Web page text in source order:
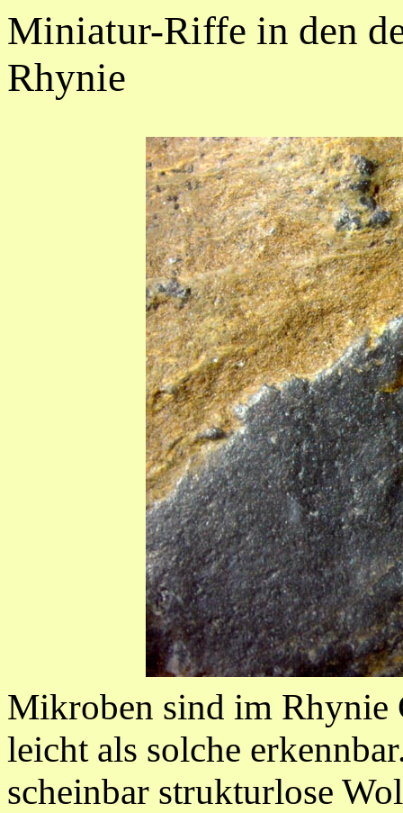
Miniatur-Riffe in den
Rhynie
Mikroben sind im Rhynie
leicht als solche
scheinbar strukturlose